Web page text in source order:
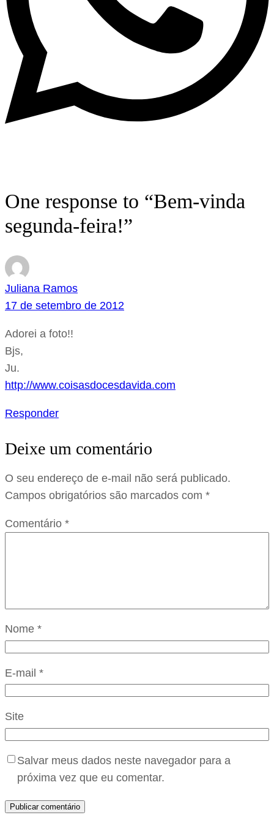
One response to “Bem-vinda
segunda-feira!”
Juliana Ramos
17 de setembro de 2012
Adorei a foto!!
Bjs,
Ju.
http://www.coisasdocesdavida.com
Responder
Deixe um comentário
O seu endereço de e-mail não será publicado.
Campos obrigatórios são marcados com *
Comentário *
Nome *
E-mail *
Site
Salvar meus dados neste navegador para a
próxima vez que eu comentar.